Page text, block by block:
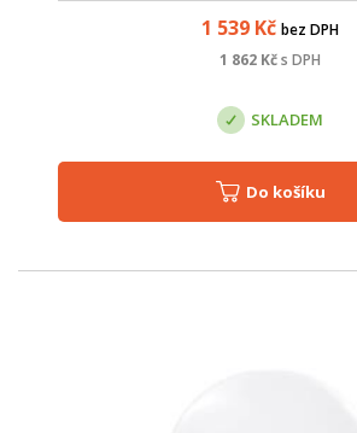
1 539 Kč bez DPH
1 862 Kčs DPH
SKLADEM
Do košíku